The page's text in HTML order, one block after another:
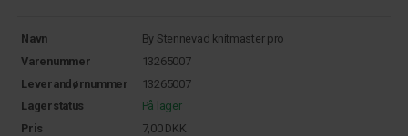
Navn
By Stennevad knitmaster pro
Varenummer
13265007
Leverandørnummer
13265007
Lagerstatus
På lager
Pris
7,00 DKK